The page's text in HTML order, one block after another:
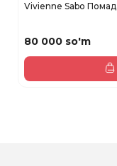
Vivienne Sabo
80 000 so'm